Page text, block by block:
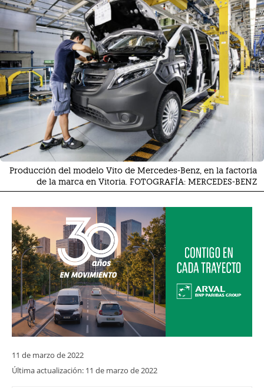
Producción del modelo Vito de Mercedes-Benz, en la factoría
de la marca en Vitoria. FOTOGRAFÍA: MERCEDES-BENZ
11 de marzo de 2022
Última actualización: 11 de marzo de 2022